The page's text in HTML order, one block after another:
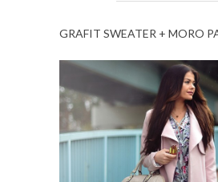
GRAFIT SWEATER + MORO